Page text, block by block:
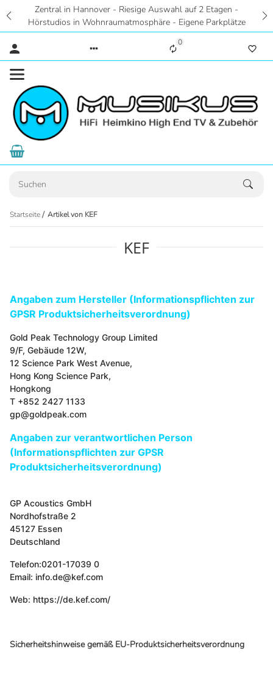
Zentral in Hannover - Riesige Auswahl auf 2 Etagen -
Hörstudios in Wohnraumatmosphäre - Eigene Parkplätze
0
Startseite Artikel von KEF
KEF
Angaben zum Hersteller (Informationspflichten zur
GPSR Produktsicherheitsverordnung)
Gold Peak Technology Group Limited
9/F, Gebäude 12W,
12 Science Park West Avenue,
Hong Kong Science Park,
Hongkong
T +852 2427 1133
gp@goldpeak.com
Angaben zur verantwortlichen Person
(Informationspflichten zur GPSR
Produktsicherheitsverordnung)
GP Acoustics GmbH
Nordhofstraße 2
45127 Essen
Deutschland
Telefon:0201-17039 0
Email: info.de@kef.com
Web: https://de.kef.com/
Sicherheitshinweise gemäß EU-Produktsicherheitsverordnung